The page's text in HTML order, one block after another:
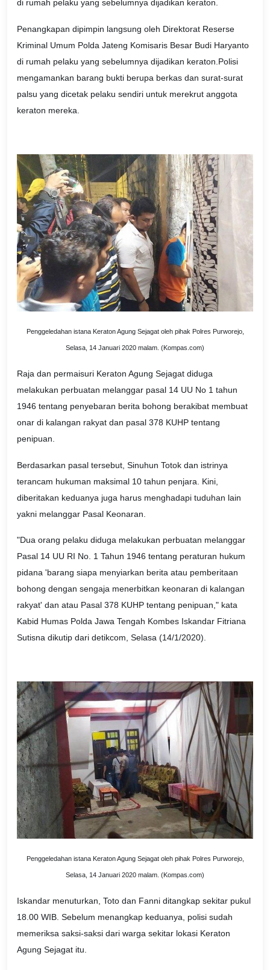
di rumah pelaku yang sebelumnya dijadikan keraton.
Penangkapan dipimpin langsung oleh Direktorat Reserse
Kriminal Umum Polda Jateng Komisaris Besar Budi Haryanto
di rumah pelaku yang sebelumnya dijadikan keraton.Polisi
mengamankan barang bukti berupa berkas dan surat-surat
palsu yang dicetak pelaku sendiri untuk merekrut anggota
keraton mereka.
Penggeledahan istana Keraton Agung Sejagat oleh pihak Polres Purworejo,
Selasa, 14 Januari 2020 malam. (Kompas.com)
Raja dan permaisuri Keraton Agung Sejagat diduga
melakukan perbuatan melanggar pasal 14 UU No 1 tahun
1946 tentang penyebaran berita bohong berakibat membuat
onar di kalangan rakyat dan pasal 378 KUHP tentang
penipuan.
Berdasarkan pasal tersebut, Sinuhun Totok dan istrinya
terancam hukuman maksimal 10 tahun penjara.
Kini,
diberitakan keduanya juga harus menghadapi tuduhan lain
yakni melanggar Pasal Keonaran.
"Dua orang pelaku diduga melakukan perbuatan melanggar
Pasal 14 UU RI No. 1 Tahun 1946 tentang peraturan hukum
pidana 'barang siapa menyiarkan berita atau pemberitaan
bohong dengan sengaja menerbitkan keonaran di kalangan
rakyat' dan atau Pasal 378 KUHP tentang penipuan," kata
Kabid Humas Polda Jawa Tengah Kombes Iskandar Fitriana
Sutisna dikutip dari detikcom, Selasa (14/1/2020).
Penggeledahan istana Keraton Agung Sejagat oleh pihak Polres Purworejo,
Selasa, 14 Januari 2020 malam. (Kompas.com)
Iskandar menuturkan, Toto dan Fanni ditangkap sekitar pukul
18.00 WIB. Sebelum menangkap keduanya, polisi sudah
memeriksa saksi-saksi dari warga sekitar lokasi Keraton
Agung Sejagat itu.